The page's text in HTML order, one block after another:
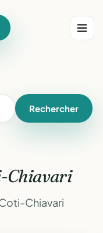
Rechercher
Chiavari
Chiavari